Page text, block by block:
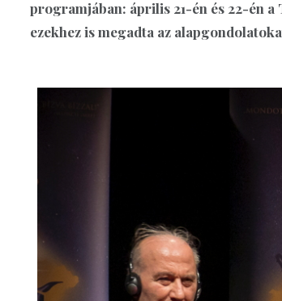
programjában: április 21-én és 22-én a
ezekhez is megadta az